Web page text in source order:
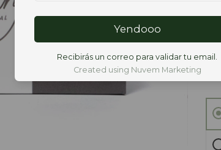
Yendooo
Recibirás un correo para validar tu email.
Created using Nuvem Marketing